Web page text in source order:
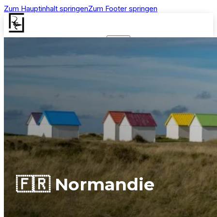
Zum Hauptinhalt springenZum Footer springen
🇫🇷 Normandie